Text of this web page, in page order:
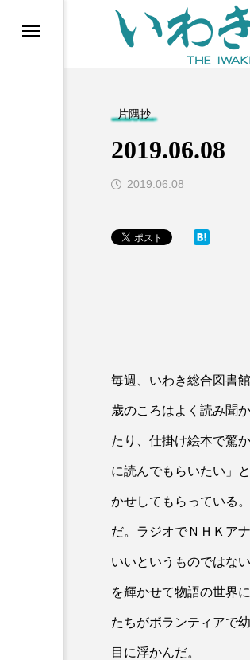
片隅抄
2019.06.08
2019.06.08
毎週、いわき総合図書
歳のころはよく読み聞
たり、仕掛け絵本で驚
に読んでもらいたい」
かせしてもらっている
だ。ラジオでＮＨＫア
いいというものではな
を輝かせて物語の世界
たちがボランティアで
目に浮かんだ。